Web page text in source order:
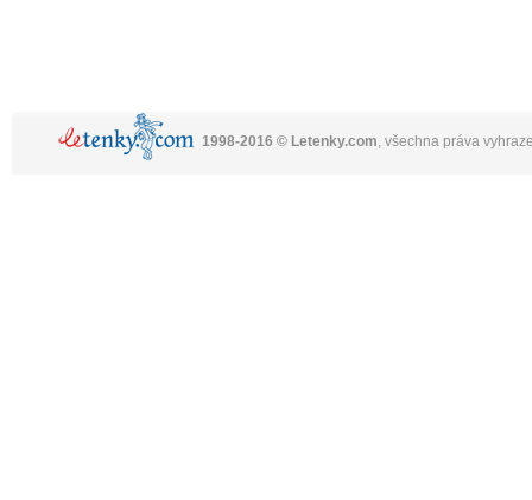
1998-2016 © Letenky.com, všechna práva